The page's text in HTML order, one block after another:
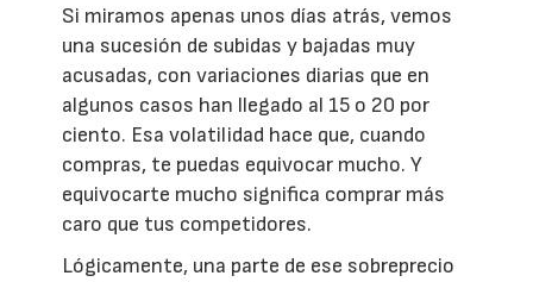
Si miramos apenas unos días atrás, vemos
una sucesión de subidas y bajadas muy
acusadas, con variaciones diarias que en
algunos casos han llegado al 15 o 20 por
ciento. Esa volatilidad hace que, cuando
compras, te puedas equivocar mucho. Y
equivocarte mucho significa comprar más
caro que tus competidores.
Lógicamente, una parte de ese sobreprecio